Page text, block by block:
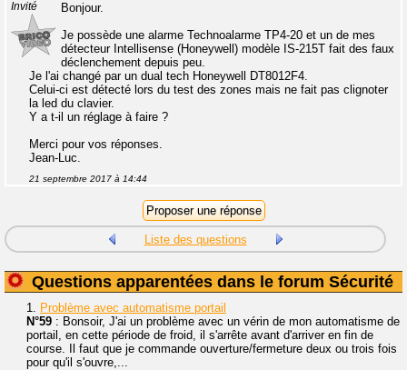
Invité
Bonjour.
Je possède une alarme Technoalarme TP4-20 et un de mes
détecteur Intellisense (Honeywell) modèle IS-215T fait des faux
déclenchement depuis peu.
Je l'ai changé par un dual tech Honeywell DT8012F4.
Celui-ci est détecté lors du test des zones mais ne fait pas clignoter
la led du clavier.
Y a t-il un réglage à faire ?
Merci pour vos réponses.
Jean-Luc.
21 septembre 2017 à 14:44
Liste des questions
Questions apparentées dans le forum Sécurité
1. Problème avec automatisme portail
N°59 : Bonsoir, J'ai un problème avec un vérin de mon automatisme de
portail, en cette période de froid, il s'arrête avant d'arriver en fin de
course. Il faut que je commande ouverture/fermeture deux ou trois fois
pour qu'il s'ouvre,...